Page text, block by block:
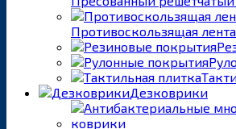
Противоскользящая лента
Дезковрики